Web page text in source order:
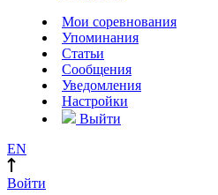
Мои соревнования
Упоминания
Статьи
Сообщения
Уведомления
Настройки
Выйти
EN
Войти